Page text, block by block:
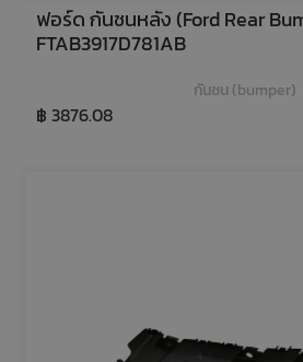
ฟอร์ด กันชนหลัง (Ford Rear
FTAB3917D781AB
กันชน (bumper)
฿ 3876.08